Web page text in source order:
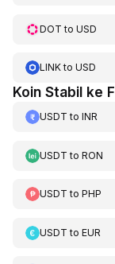
DOT to USD
LINKto USD
Koin Stabil ke
USDT to INR
USDT to RON
USDT to PHP
USDT to EUR